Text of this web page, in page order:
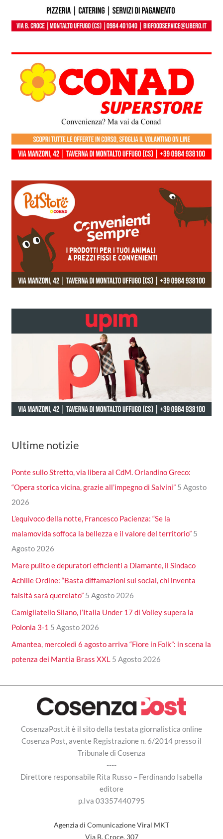
Ultime notizie
Ponte sullo Stretto, via libera al CdM. Orlandino Greco:
“Opera storica vicina, grazie all’impegno di Salvini” 5 Agosto
2026
L’equivoco della notte, Francesco Pacienza: “Se la
malamovida soffoca la bellezza e il valore del territorio” 5
Agosto 2026
Mare pulito e depuratori efficienti a Diamante, il Sindaco
Achille Ordine: “Basta diffamazioni sui social, chi inventa
falsità sarà querelato” 5 Agosto 2026
Camigliatello Silano, l’Italia Under 17 di Volley supera la
Polonia 3-1 5 Agosto 2026
Amantea, mercoledì 6 agosto arriva “Fiore in Folk”: in scena la
potenza dei Mantia Brass XXL 5 Agosto 2026
CosenzaPost.it è il sito della testata giornalistica online
Cosenza Post, avente Registrazione n. 6/2014 presso il
Tribunale di Cosenza
----
Direttore responsabile Rita Russo – Ferdinando Isabella
editore
p.Iva 03357440795
Agenzia di Comunicazione Viral MKT
Via B. Croce, 307